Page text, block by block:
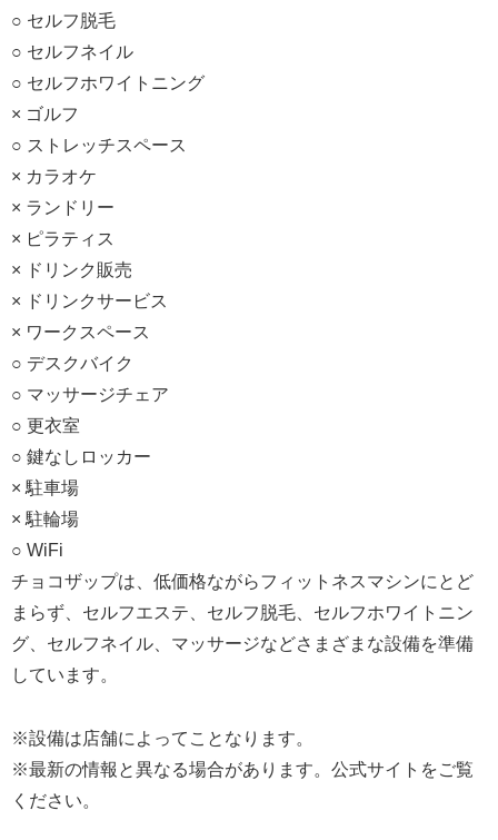
○ セルフ脱毛
○ セルフネイル
○ セルフホワイトニング
× ゴルフ
○ ストレッチスペース
× カラオケ
× ランドリー
× ピラティス
× ドリンク販売
× ドリンクサービス
× ワークスペース
○ デスクバイク
○ マッサージチェア
○ 更衣室
○ 鍵なしロッカー
× 駐車場
× 駐輪場
○ WiFi
チョコザップは、低価格ながらフィットネスマシンにとど
まらず、セルフエステ、セルフ脱毛、セルフホワイトニン
グ、セルフネイル、マッサージなどさまざまな設備を準備
しています。
※設備は店舗によってことなります。
※最新の情報と異なる場合があります。公式サイトをご覧
ください。